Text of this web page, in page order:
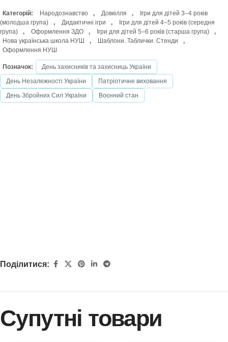
Категорій: Народознавство , Довкілля ,
Ігри для дітей 3–4 років
(молодша група)
, Дидактичні ігри ,
Ігри для дітей 4–5 років (середня
група)
, Оформлення ЗДО , Ігри для дітей 5–6 років (старша група)
,
Нова українська школа НУШ
, Шаблони. Таблички. Стенди
,
Оформлення НУШ
Позначок:
День захисників та захисниць України
День Незалежності України
Патріотичне виховання
День Збройних Сил України
Воєнний стан
Поділитися:
Супутні товари